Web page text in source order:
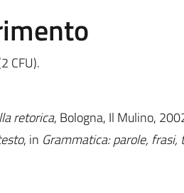
CFU).
retorica, Bologna, Il Mulino,
, in Grammatica: parole, frasi,